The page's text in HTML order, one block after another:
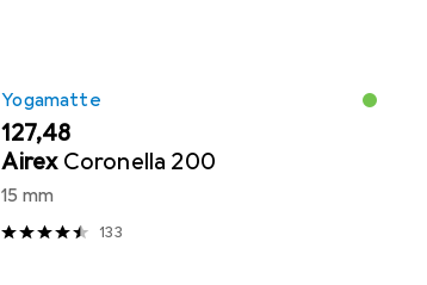
Yogamatte
EUR
127,48
Airex Coronella 200
15 mm
133